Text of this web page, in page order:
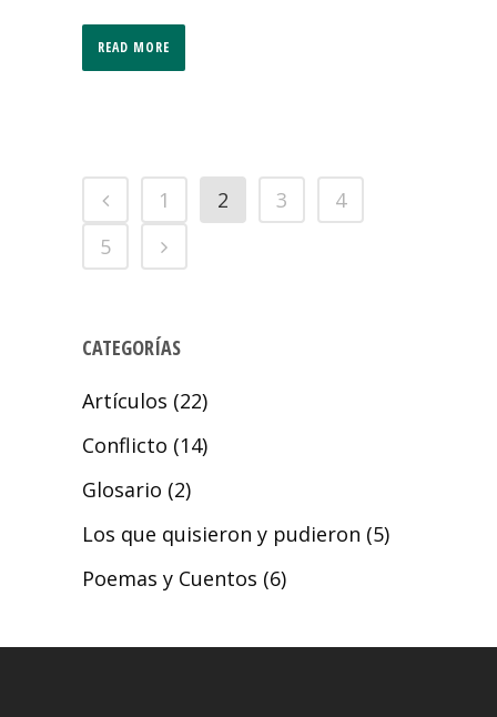
READ MORE
1 2 3
4
5
CATEGORÍAS
Artículos (22)
Conflicto (14)
Glosario (2)
Los que quisieron y pudieron (5)
Poemas y Cuentos (6)